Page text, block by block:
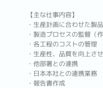
【主な仕事内容】
・生産計画に合わせた製
・製造プロセスの監督（
・各工程のコストの管理
・生産性、品質を向上さ
・他部署との連携
・日本本社との連携業務
・報告書作成